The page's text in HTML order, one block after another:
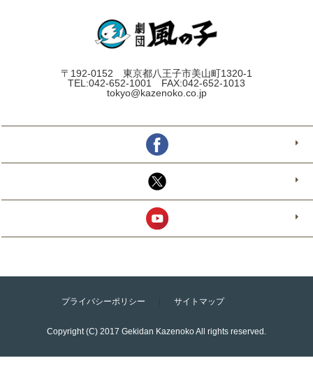
〒192-0152 東京都八王子市美山町1320-1
TEL:042-652-1001 FAX:042-652-1013
tokyo@kazenoko.co.jp
プライバシーポリシー サイトマップ
Copyright (C) 2017 Gekidan Kazenoko All rights reserved.